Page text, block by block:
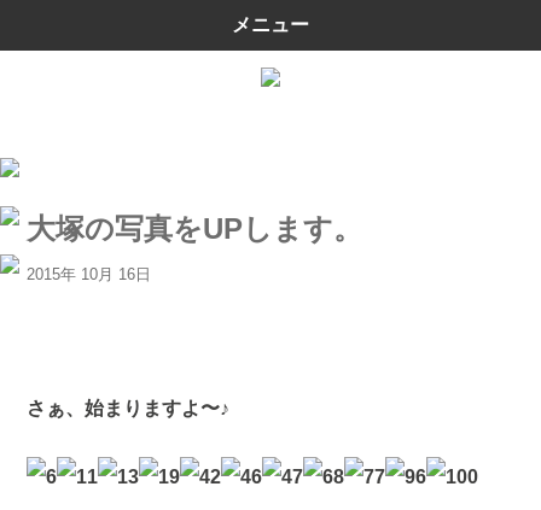
メニュー
大塚の写真をUPします。
2015年 10月 16日
さぁ、始まりますよ〜♪